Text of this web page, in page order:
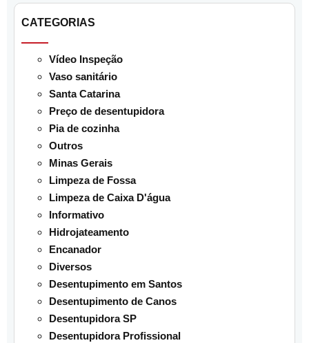
CATEGORIAS
Vídeo Inspeção
Vaso sanitário
Santa Catarina
Preço de desentupidora
Pia de cozinha
Outros
Minas Gerais
Limpeza de Fossa
Limpeza de Caixa D'água
Informativo
Hidrojateamento
Encanador
Diversos
Desentupimento em Santos
Desentupimento de Canos
Desentupidora SP
Desentupidora Profissional